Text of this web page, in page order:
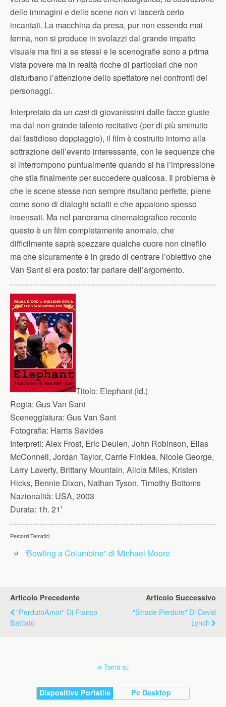
delle immagini e delle scene non vi lascerà certo
incantati. La macchina da presa, pur non essendo mai
ferma, non si produce in svolazzi dal grande impatto
visuale ma fini a se stessi e le scenografie sono a prima
vista povere ma in realtà ricche di particolari che non
disturbano l’attenzione dello spettatore nei confronti dei
personaggi.
Interpretato da un castdi giovanissimi dalle facce giuste
ma dal non grande talento recitativo (per di più sminuito
dal fastidioso doppiaggio), il film è costruito intorno alla
sottrazione dell’evento interessante, con le sequenze che
si interrompono puntualmente quando si ha l’impressione
che stia finalmente per succedere qualcosa. Il problema è
che le scene stesse non sempre risultano perfette, piene
come sono di dialoghi sciatti e che appaiono spesso
insensati. Ma nel panorama cinematografico recente
questo è un film completamente anomalo, che
difficilmente saprà spezzare qualche cuore non cinefilo
ma che sicuramente è in grado di centrare l’obiettivo che
Van Sant si era posto: far parlare dell’argomento.
Titolo: Elephant (Id.)
Regia: Gus Van Sant
Sceneggiatura: Gus Van Sant
Fotografia: Harris Savides
Interpreti: Alex Frost, Eric Deulen, John Robinson, Elias
McConnell, Jordan Taylor, Carrie Finklea, Nicole George,
Larry Laverty, Brittany Mountain, Alicia Miles, Kristen
Hicks, Bennie Dixon, Nathan Tyson, Timothy Bottoms
Nazionalità: USA, 2003
Durata: 1h. 21′
Percorsi Tematici
“Bowling a Columbine” di Michael Moore
Articolo Precedente
"PerdutoAmor" Di Franco
Battiato
Articolo Successivo
"Strade Perdute" Di David
Lynch
Torna su
Dispositivo Portatile Pc Desktop